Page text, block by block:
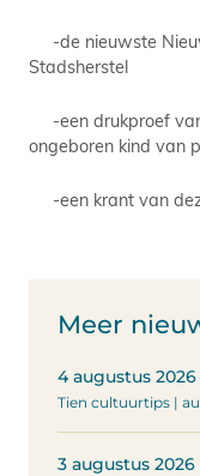
-de nieuwste
Stadsherstel
-een drukproef
ongeboren kind van
-een krant van
Meer
4 augustus 2026
Tien cultuurtips |
3 augustus 2026